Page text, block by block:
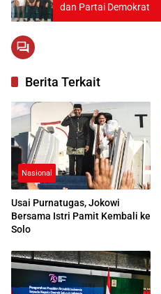
dan Partai Demokrat
Berita Terkait
Nasional
Usai Purnatugas, Jokowi
Bersama Istri Pamit Kembali ke
Solo